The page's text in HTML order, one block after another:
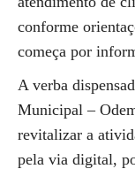
conforme
começa por
A verba
Municipal –
revitalizar a
pela via digital,